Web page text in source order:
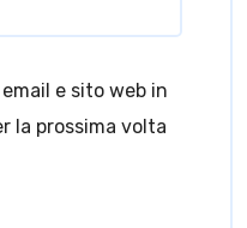
e sito web in
la prossima volta